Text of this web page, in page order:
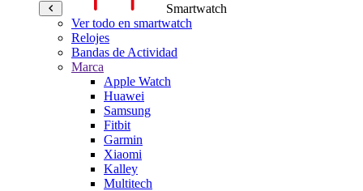
Smartwatch
Ver todo en smartwatch
Relojes
Bandas de Actividad
Marca
Apple Watch
Huawei
Samsung
Fitbit
Garmin
Xiaomi
Kalley
Multitech